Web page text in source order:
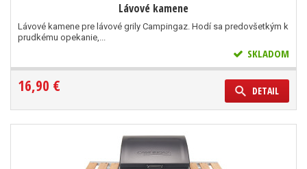
Lávové kamene
Lávové kamene pre lávové grily Campingaz. Hodí sa predovšetkým k
prudkému opekanie,...
SKLADOM
16,90 € DETAIL